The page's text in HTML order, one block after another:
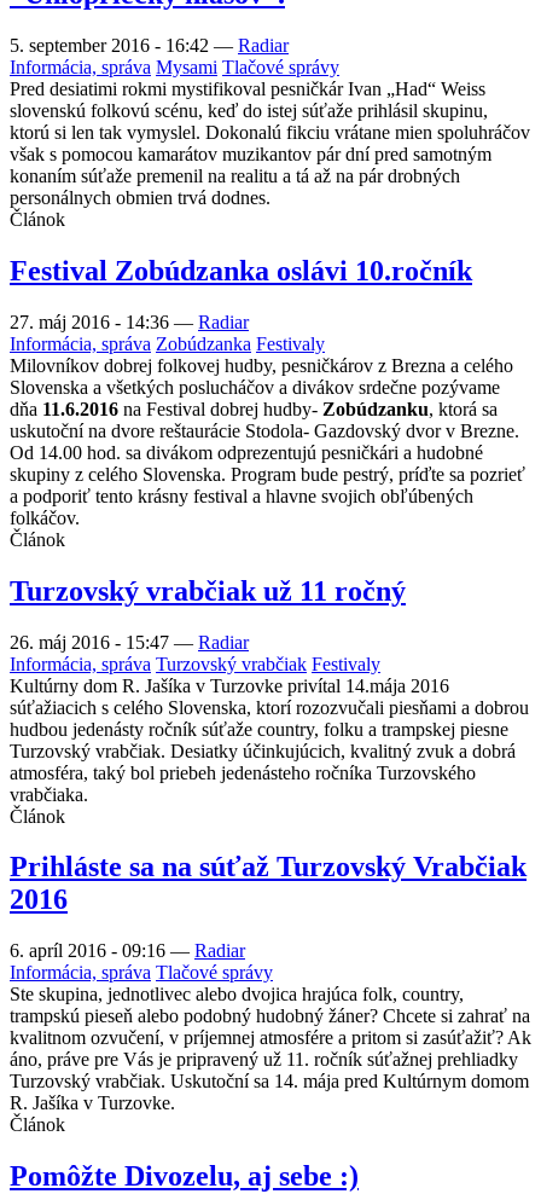
5. september 2016 - 16:42 — Radiar
Informácia, správa Mysami Tlačové správy
Pred desiatimi rokmi mystifikoval pesničkár Ivan „Had“ Weiss
slovenskú folkovú scénu, keď do istej súťaže prihlásil skupinu,
ktorú si len tak vymyslel. Dokonalú fikciu vrátane mien spoluhráčov
však s pomocou kamarátov muzikantov pár dní pred samotným
konaním súťaže premenil na realitu a tá až na pár drobných
personálnych obmien trvá dodnes.
Článok
Festival Zobúdzanka oslávi 10.ročník
27. máj 2016 - 14:36 — Radiar
Informácia, správa Zobúdzanka Festivaly
Milovníkov dobrej folkovej hudby, pesničkárov z Brezna a celého
Slovenska a všetkých poslucháčov a divákov srdečne pozývame
dňa 11.6.2016 na Festival dobrej hudby- Zobúdzanku, ktorá sa
uskutoční na dvore reštaurácie Stodola- Gazdovský dvor v Brezne.
Od 14.00 hod. sa divákom odprezentujú pesničkári a hudobné
skupiny z celého Slovenska. Program bude pestrý, príďte sa pozrieť
a podporiť tento krásny festival a hlavne svojich obľúbených
folkáčov.
Článok
Turzovský vrabčiak už 11 ročný
26. máj 2016 - 15:47 — Radiar
Informácia, správa Turzovský vrabčiak Festivaly
Kultúrny dom R. Jašíka v Turzovke privítal 14.mája 2016
súťažiacich s celého Slovenska, ktorí rozozvučali piesňami a dobrou
hudbou jedenásty ročník súťaže country, folku a trampskej piesne
Turzovský vrabčiak. Desiatky účinkujúcich, kvalitný zvuk a dobrá
atmosféra, taký bol priebeh jedenásteho ročníka Turzovského
vrabčiaka.
Článok
Prihláste sa na súťaž Turzovský Vrabčiak
2016
6. apríl 2016 - 09:16 — Radiar
Informácia, správa Tlačové správy
Ste skupina, jednotlivec alebo dvojica hrajúca folk, country,
trampskú pieseň alebo podobný hudobný žáner? Chcete si zahrať na
kvalitnom ozvučení, v príjemnej atmosfére a pritom si zasúťažiť? Ak
áno, práve pre Vás je pripravený už 11. ročník súťažnej prehliadky
Turzovský vrabčiak. Uskutoční sa 14. mája pred Kultúrnym domom
R. Jašíka v Turzovke.
Článok
Pomôžte Divozelu, aj sebe :)